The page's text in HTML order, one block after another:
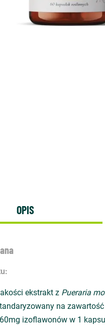
OPIS
ekstrakt z Pueraria
na
izoflawonów w 1